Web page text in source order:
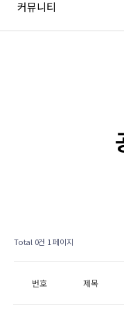
커뮤니티
Total 0건 1 페이지
번호 제목